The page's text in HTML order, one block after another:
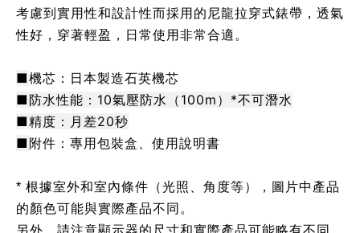
考慮到實用性和設計性而採用的尼龍拉穿式錶帶，透氣
性好，穿著輕盈，日常使用非常合適。
■機芯：日本製造石英機芯
■防水性能：10氣壓防水（100m）*不可潛水
■精度：月差20秒
■ 附件：專用包裝盒、使用說明書
* 根據室外和室內條件（光照、角度等），圖片中產品
的顏色可能與實際產品不同。
另外，請注意顯示器的尺寸和實際產品可能略有不同。